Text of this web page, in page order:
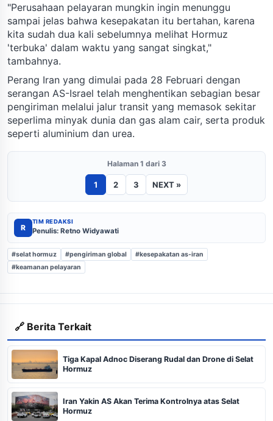
"Perusahaan pelayaran mungkin ingin menunggu
sampai jelas bahwa kesepakatan itu bertahan, karena
kita sudah dua kali sebelumnya melihat Hormuz
'terbuka' dalam waktu yang sangat singkat,"
tambahnya.
Perang Iran yang dimulai pada 28 Februari dengan
serangan AS-Israel telah menghentikan sebagian besar
pengiriman melalui jalur transit yang memasok sekitar
seperlima minyak dunia dan gas alam cair, serta produk
seperti aluminium dan urea.
Halaman 1 dari 3
1 2 3 NEXT »
R
TIM REDAKSI
Penulis: Retno Widyawati
#selat hormuz #pengiriman global
#kesepakatan as-iran
#keamanan pelayaran
🔗 Berita Terkait
Tiga Kapal Adnoc Diserang Rudal dan Drone di Selat
Hormuz
Iran Yakin AS Akan Terima Kontrolnya atas Selat
Hormuz